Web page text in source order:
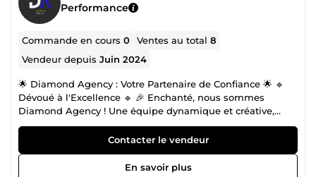
Performance
Commande en cours0 Ventes au total8
Vendeur depuisJuin 2024
🌟 Diamond Agency : Votre Partenaire de Confiance 🌟 🔹
Dévoué à l'Excellence 🔹 🎉 Enchanté, nous sommes
Diamond Agency ! Une équipe dynamique et créative,
dédiée à donner vie à vos projets et à sublimer vos idées.
🚀 Nos domaines d’expertise : Création graphique
captivante Élaboration de stratégies marketing
personnalisées Conception de supports visuels modernes
Contacter le vendeur
En savoir plus